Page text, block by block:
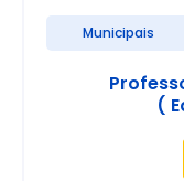
Municipais
(